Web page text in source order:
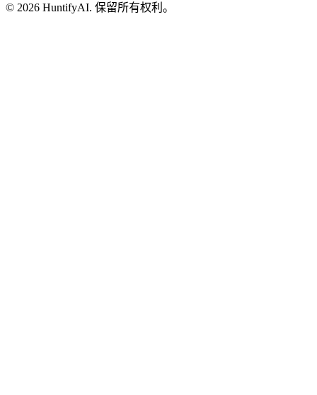
© 2026 HuntifyAI. 保留所有权利。